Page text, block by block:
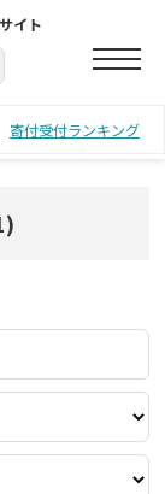
イト
寄付受付ランキング
)